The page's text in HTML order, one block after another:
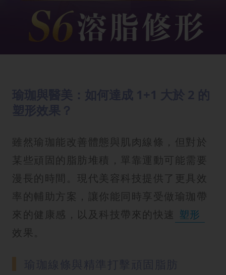
雖然瑜珈能改善體態與肌肉線條，但對於
某些頑固的脂肪堆積，單靠運動可能需要
漫長的時間。現代美容科技提供了更具效
率的輔助方案，讓你能同時享受做瑜珈帶
來的健康感，以及科技帶來的快速 塑形
效果。